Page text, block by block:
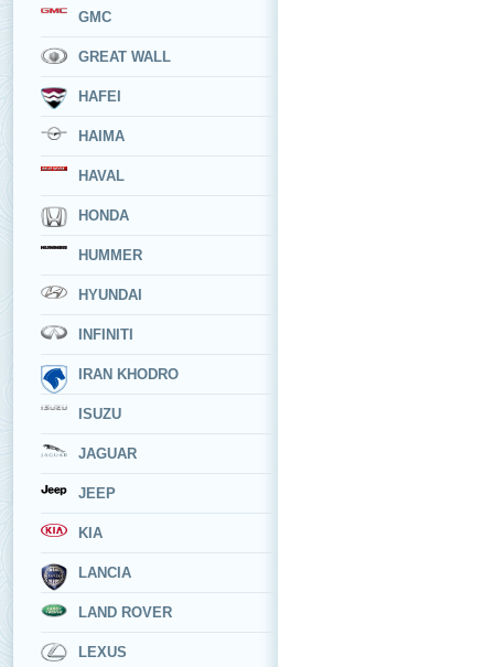
GMC
GREAT WALL
HAFEI
HAIMA
HAVAL
HONDA
HUMMER
HYUNDAI
INFINITI
IRAN KHODRO
ISUZU
JAGUAR
JEEP
KIA
LANCIA
LAND ROVER
LEXUS